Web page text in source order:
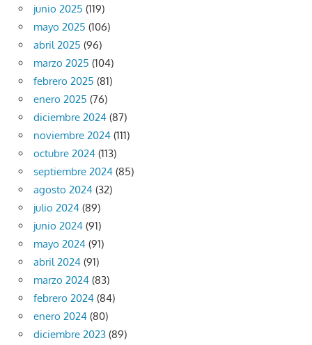
junio 2025 (119)
mayo 2025 (106)
abril 2025 (96)
marzo 2025 (104)
febrero 2025 (81)
enero 2025 (76)
diciembre 2024 (87)
noviembre 2024 (111)
octubre 2024 (113)
septiembre 2024 (85)
agosto 2024 (32)
julio 2024 (89)
junio 2024 (91)
mayo 2024 (91)
abril 2024 (91)
marzo 2024 (83)
febrero 2024 (84)
enero 2024 (80)
diciembre 2023 (89)